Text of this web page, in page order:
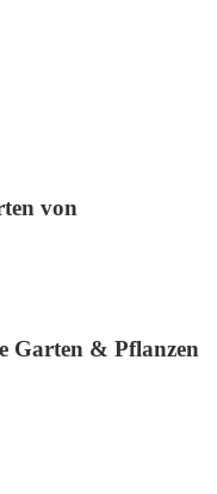
von
Garten & Pflanzen